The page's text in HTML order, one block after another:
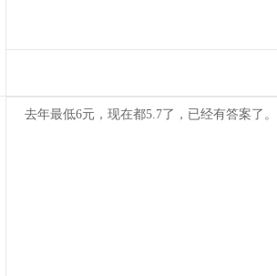
去年最低6元，现在都5.7了，已经有答案了。